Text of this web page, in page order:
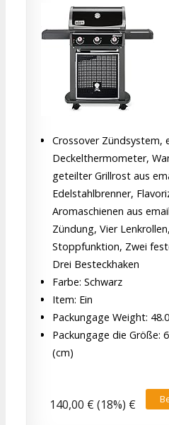
Crossover Zündsystem,
Deckelthermometer,
geteilter Grillrost aus
Edelstahlbrenner,
Aromaschienen aus
Zündung, Vier
Stoppfunktion, Zwei
Drei Besteckhaken
Farbe: Schwarz
Item: Ein
Packungage Weight:
Packungage die Größe:
(cm)
140,00 € (18%) €